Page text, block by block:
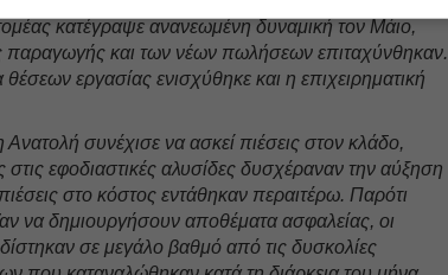
κατέγραψε ανανεωμένη δυναμική τον Μάιο,
παραγωγής και των νέων πωλήσεων επιταχύνθηκαν.
εργασίας ενισχύθηκε και η επιχειρηματική
συνέχισε να ασκεί πιέσεις στον κλάδο,
εφοδιαστικές αλυσίδες δυσχέραναν την αύξηση
στο κόστος εντάθηκαν περαιτέρω. Παρότι
να δημιουργήσουν αποθέματα ασφαλείας, οι
σε μεγάλο βαθμό από τις δυσκολίες